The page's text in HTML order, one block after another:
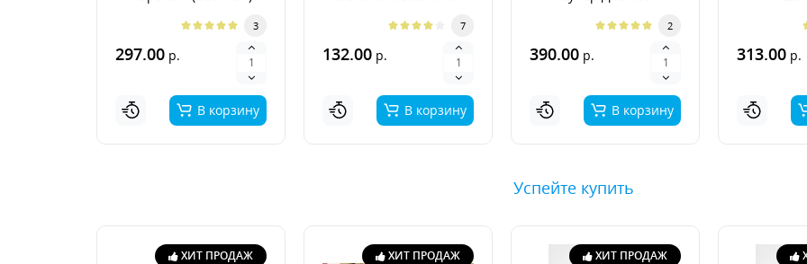
3
297.00 р.
В корзину
7
132.00 р.
В корзину
2
390.00 р.
В корзину
313.00 р.
Успейте купить
ХИТ ПРОДАЖ ХИТ ПРОДАЖ ХИТ ПРОДАЖ